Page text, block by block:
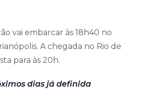
vai embarcar às 18h40 no
A chegada no Rio de
para às 20h.
dias já definida